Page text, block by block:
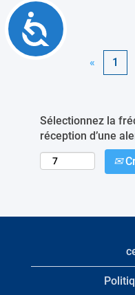
Accessibility
« 1
Sélectionnez la
réception d’une